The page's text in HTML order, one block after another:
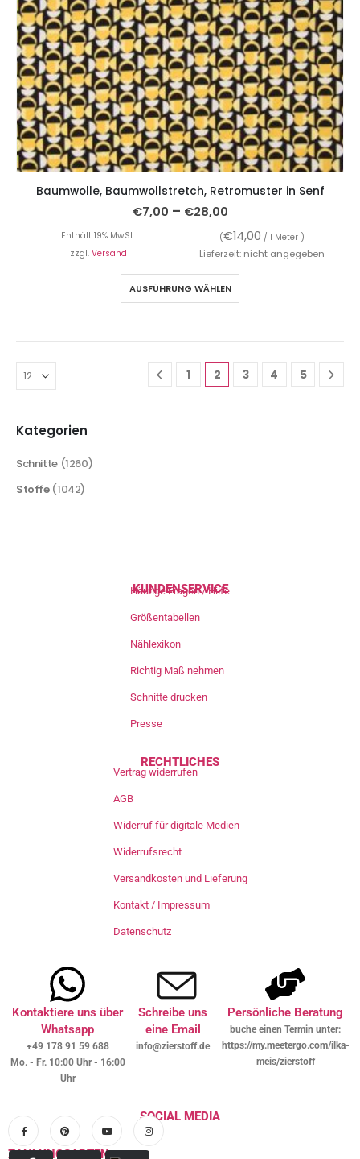
Baumwolle, Baumwollstretch, Retromuster in Senf
€7,00 – €28,00
Enthält 19% MwSt. (€14,00 / 1 Meter )
zzgl. Versand Lieferzeit: nicht angegeben
AUSFÜHRUNG WÄHLEN
1 2 3 4 5
Kategorien
Schnitte (1260)
Stoffe (1042)
KUNDENSERVICE
Häufige Fragen / Hilfe
Größentabellen
Nählexikon
Richtig Maß nehmen
Schnitte drucken
Presse
RECHTLICHES
Vertrag widerrufen
AGB
Widerruf für digitale Medien
Widerrufsrecht
Versandkosten und Lieferung
Kontakt / Impressum
Datenschutz
Kontaktiere uns über
Whatsapp
+49 178 91 59 688
Mo. - Fr. 10:00 Uhr - 16:00
Uhr
Schreibe uns
eine Email
info@zierstoff.de
Persönliche Beratung
buche einen Termin unter:
https://my.meetergo.com/ilka-
meis/zierstoff
SOCIAL MEDIA
ZAHLUNGSARTEN